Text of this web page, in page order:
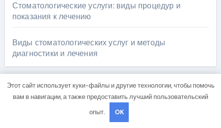
Стоматологические услуги: виды процедур и
показания к лечению
Виды стоматологических услуг и методы
диагностики и лечения
Архив
Этот сайт использует куки-файлы и другие технологии, чтобы помочь
вам в навигации, а также предоставить лучший пользовательский
опыт.
OK